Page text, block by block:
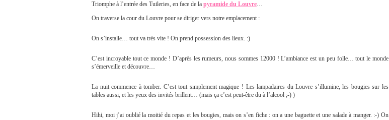
Triomphe à l’entrée des Tuileries, en face de la pyramide du Louvre…
On traverse la cour du Louvre pour se diriger vers notre emplacement :
On s’installe… tout va très vite ! On prend possession des lieux. :)
C’est incroyable tout ce monde ! D’après les rumeurs, nous sommes 12000 ! L’ambiance est un peu folle… tout le monde
s’émerveille et découvre…
La nuit commence à tomber. C’est tout simplement magique ! Les lampadaires du Louvre s’illumine, les bougies sur les
tables aussi, et les yeux des invités brillent… (mais ça c’est peut-être du à l’alcool ;-) )
Hihi, moi j’ai oublié la moitié du repas et les bougies, mais on s’en fiche : on a une baguette et une salade à manger. :-) On